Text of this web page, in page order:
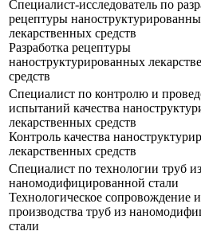
Специалист-исследователь по
рецептуры
лекарственных средств
Разработка рецептуры
наноструктурированных
средств
Специалист по контролю и
испытаний качества
лекарственных средств
Контроль качества
лекарственных средств
Специалист по технологии труб из
наномодифицированной стали
Технологическое сопровождение
производства труб из
стали